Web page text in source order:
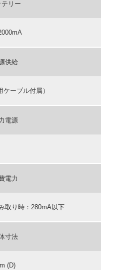
テリー
供給
ーブル付属）
電源
電力
取り時：280mA以下
寸法
(D)